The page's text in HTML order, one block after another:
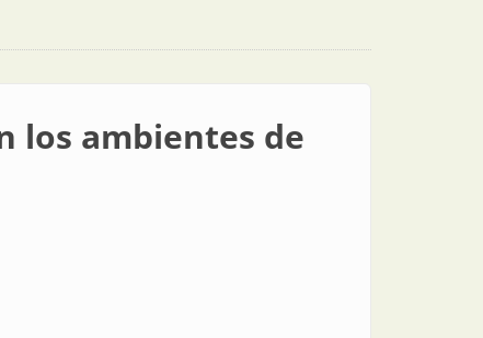
los ambientes de